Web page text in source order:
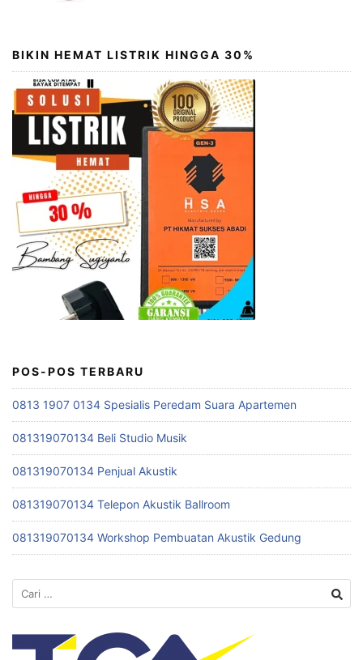
BIKIN HEMAT LISTRIK HINGGA 30%
POS-POS TERBARU
0813 1907 0134 Spesialis Peredam Suara Apartemen
081319070134 Beli Studio Musik
081319070134 Penjual Akustik
081319070134 Telepon Akustik Ballroom
081319070134 Workshop Pembuatan Akustik Gedung
Cari
untuk: